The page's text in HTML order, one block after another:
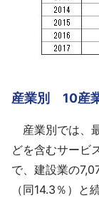
産業別 10産
産業別では、
どを含むサービ
で、建設業の
（同14.3％）と